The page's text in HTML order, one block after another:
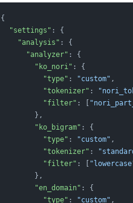
{
  "settings"
: {
    "analysis"
: {
      "analyzer"
: {
        "ko_nori"
: {
          "type"
: "custom" ,
          "tokenizer"
:
          "filter"
: [
        },
        "ko_bigram"
: {
          "type"
: "custom" ,
          "tokenizer"
:
          "filter"
: [
        },
        "en_domain"
: {
          "type"
: "custom" ,